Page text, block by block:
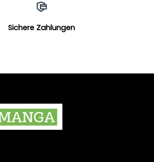
Sichere Zahlungen